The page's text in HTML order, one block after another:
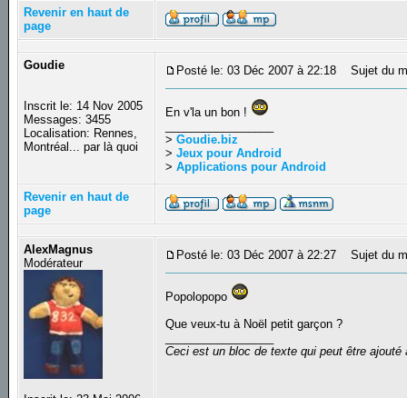
Revenir en haut de
page
Goudie
Inscrit le: 14 Nov 2005
Messages: 3455
Localisation: Rennes,
Montréal... par là quoi
Posté le: 03 Déc 2007 à 22:18 Sujet du
En v'la un bon !
>Goudie.biz
>Jeux pour Android
>Applications pour Android
Revenir en haut de
page
AlexMagnus
Modérateur
Posté le: 03 Déc 2007 à 22:27 Sujet du
Popolopopo
Que veux-tu à Noël petit garçon ?
Ceci est un bloc de texte qui peut être